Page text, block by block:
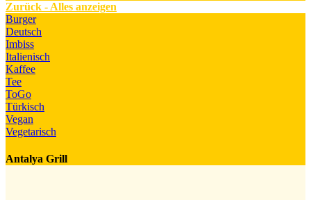
Zurück - Alles anzeigen
Burger
Deutsch
Imbiss
Italienisch
Kaffee
Tee
ToGo
Türkisch
Vegan
Vegetarisch
Antalya Grill